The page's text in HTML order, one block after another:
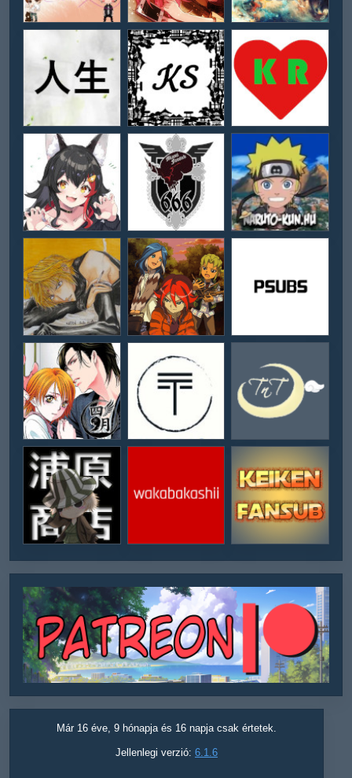
Már 16 éve, 9 hónapja és 16 napja csak értetek.
Jellenlegi verzió: 6.1.6